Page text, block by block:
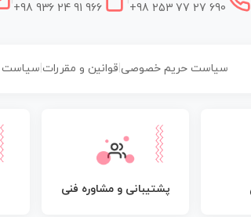
+98 253 77 27 690
+98 936 24 91 966
سیاست حریم خصوصی| قوانین و مقررات سیاست
پشتیبانی و مشاوره فنی